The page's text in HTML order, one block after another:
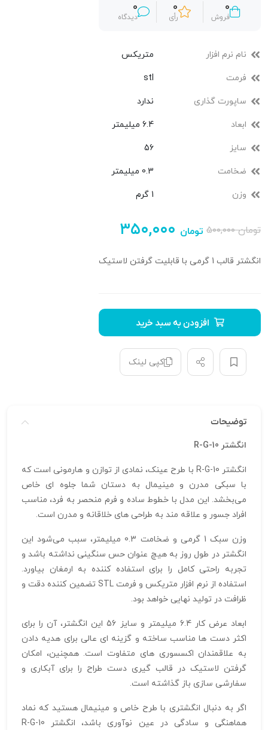
0
فروش
0
رأی
0
دیدگاه
نام نرم افزار متریکس
فرمت stl
ساپورت گذاری ندارد
ابعاد 6.4 میلیمتر
سایز 56
ضخامت 0.3 میلیمتر
وزن 1 گرم
۵۰۰,۰۰۰تومان ۳۵۰,۰۰۰ تومان
انگشتر قالب 1 گرمی با قابلیت گرفتن لاستیک
افزودن به سبد خرید
کپی لینک
توضیحات
انگشتر R-G-10
انگشتر R-G-10 با طرح عینک، نمادی از توازن و هارمونی است که
با سبکی مدرن و مینیمال به دستان شما جلوه‌ ای خاص
می‌بخشد. این مدل با خطوط ساده و فرم منحصر به فرد، مناسب
افراد جسور و علاقه‌ مند به طراحی‌ های خلاقانه و مدرن است.
وزن سبک 1 گرمی و ضخامت 0.3 میلیمتر، سبب می‌شود این
انگشتر در طول روز به هیچ عنوان حس سنگینی نداشته باشد و
تجربه راحتی کامل را برای استفاده‌ کننده به ارمغان بیاورد.
استفاده از نرم‌ افزار متریکس و فرمت STL تضمین‌ کننده دقت و
ظرافت در تولید نهایی خواهد بود.
ابعاد عرض کار 6.4 میلیمتر و سایز 56 این انگشتر، آن را برای
اکثر دست‌ ها مناسب ساخته و گزینه‌ ای عالی برای هدیه دادن
به علاقمندان اکسسوری‌ های متفاوت است. همچنین، امکان
گرفتن لاستیک در قالب‌ گیری دست طراح را برای آبکاری و
سفارشی‌ سازی باز گذاشته است.
اگر به دنبال انگشتری با طرح خاص و مینیمال هستید که نماد
هماهنگی و سادگی در عین نوآوری باشد، انگشتر R-G-10